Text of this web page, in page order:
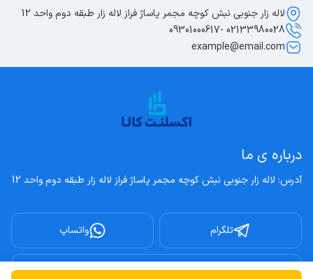
درباره ی ما
آدرس: لاله زار جنوبی نبش کوچه مجمر پاساژ فراز لاله زار طبقه دوم واحد 12
تلگرام واتساپ
اینستاگرام
لاله زار جنوبی نبش کوچه مجمر پاساژ فراز لاله زار طبقه دوم واحد 12
02133980028 -09301000617
example@email.com